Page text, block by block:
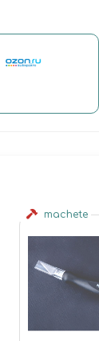
machete